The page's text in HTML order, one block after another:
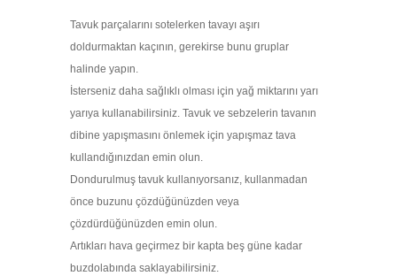
Tavuk parçalarını sotelerken tavayı aşırı
doldurmaktan kaçının, gerekirse bunu gruplar
halinde yapın.
İsterseniz daha sağlıklı olması için yağ miktarını yarı
yarıya kullanabilirsiniz. Tavuk ve sebzelerin tavanın
dibine yapışmasını önlemek için yapışmaz tava
kullandığınızdan emin olun.
Dondurulmuş tavuk kullanıyorsanız, kullanmadan
önce buzunu çözdüğünüzden veya
çözdürdüğünüzden emin olun.
Artıkları hava geçirmez bir kapta beş güne kadar
buzdolabında saklayabilirsiniz.